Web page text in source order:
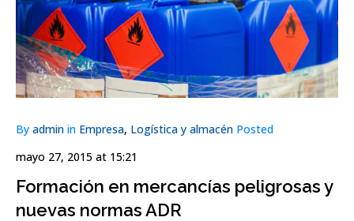
By admin in Empresa, Logística y almacén Posted
mayo 27, 2015 at 15:21
Formación en mercancías peligrosas y
nuevas normas ADR